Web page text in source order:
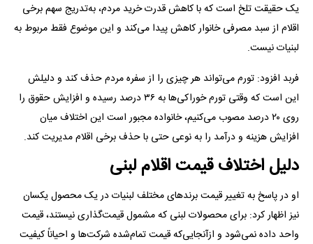
یک حقیقت تلخ است که با کاهش قدرت خرید مردم، به‌تدریج سهم برخی
اقلام از سبد مصرفی خانوار کاهش پیدا می‌کند و این موضوع فقط مربوط به
لبنیات نیست.
فربد افزود: تورم می‌تواند هر چیزی را از سفره مردم حذف کند و دلیلش
این است که وقتی تورم خوراکی‌ها به ۳۶ درصد رسیده و افزایش حقوق را
روی ۲۰ درصد مصوب می‌کنیم، خانواده مجبور است این اختلاف میان
افزایش هزینه و درآمد را به نوعی حتی با حذف برخی اقلام مدیریت کند.
دلیل اختلاف قیمت اقلام لبنی
او در پاسخ به تغییر قیمت برند‌های مختلف لبنیات در یک محصول یکسان
نیز اظهار کرد: برای محصولات لبنی که مشمول قیمت‌گذاری نیستند، قیمت
واحد داده نمی‌شود و ازآنجایی‌که قیمت تمام‌شده شرکت‌ها و احیاناً کیفیت